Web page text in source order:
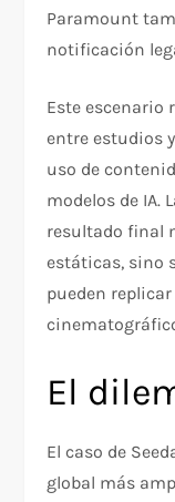
Paramount
notificación
Este escenario
entre estudios
uso de
modelos de IA.
resultado final
estáticas, sino
pueden
El
El caso de
global más